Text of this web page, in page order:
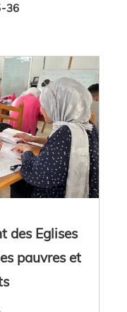
36
des Eglises
pauvres et